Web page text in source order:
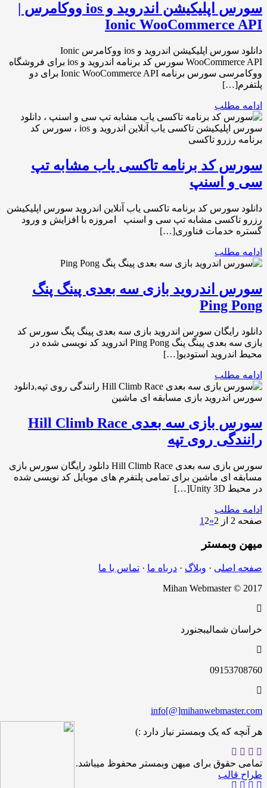
سورس اپلیکیشن اندروید و ios ووکامرس |
Ionic WooCommerce API
دانلود سورس اپلیکیشن اندروید و ios ووکامرس Ionic
WooCommerce API سورس کد برنامه اندروید و ios برای فروشگاه
ووکامرسی سورس برنامه Ionic WooCommerce API برای دو
پلتفرم[…]
ادامه مطلب
سورس کد برنامه تاکسی یاب مشابه تپ
سی و اسنپ
دانلود سورس کد برنامه تاکسی یاب آنلاین اندروید سورس اپلیکیشن
رزرو تاکسی مشابه تپ سی و اسنپ امروزه با افزایش و ورود
گستره خدمات فناوری[…]
ادامه مطلب
سورس اندروید بازی سه بعدی پینگ پنگ
Ping Pong
دانلود رایگان سورس اندروید بازی سه بعدی پینگ پنگ سورس کد
بازی سه بعدی پینگ پنگ Ping Pong اندروید کد نویسی شده در
محیط اندروید استودیو[…]
ادامه مطلب
سورس بازی سه بعدی Hill Climb Race
رانندگی روی تپه
سورس بازی سه بعدی Hill Climb Race دانلود رایگان سورس بازی
مسابقه ای ماشین برای تمامی پلتفرم های موبایل کد نویسی شده
در محیط Unity 3D[…]
ادامه مطلب
صفحه 2 از 2
«
1 2
میهن وبمستر
صفحه اصلی · وبلاگ · درباه ما · تماس با ما
Mihan Webmaster © 2017
خراسان شمالیبجنورد
09153708760
info[@]mihanwebmaster.com
هر آنچه که یک وبمستر نیاز دارد :)
تمامی حقوق برای میهن وبمستر محفوظ میباشد.
طراح قالب